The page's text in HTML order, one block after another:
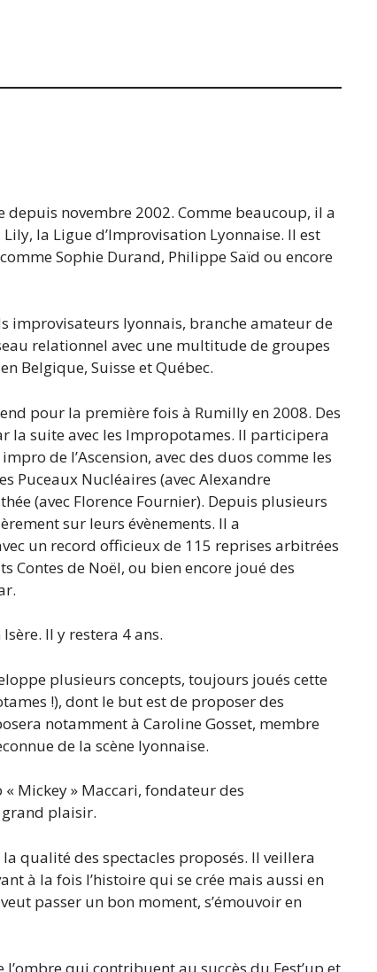
novembre 2002. Comme beaucoup, il a
la Ligue d’Improvisation Lyonnaise. Il est
Sophie Durand, Philippe Saïd ou encore
improvisateurs lyonnais, branche amateur de
relationnel avec une multitude de groupes
Belgique, Suisse et Québec.
pour la première fois à Rumilly en 2008. Des
la suite avec les Impropotames. Il participera
de l’Ascension, avec des duos comme les
Puceaux Nucléaires (avec Alexandre
(avec Florence Fournier). Depuis plusieurs
sur leurs évènements. Il a
un record officieux de 115 reprises arbitrées
Contes de Noël, ou bien encore joué des
Il y restera 4 ans.
plusieurs concepts, toujours joués cette
!), dont le but est de proposer des
notamment à Caroline Gosset, membre
de la scène lyonnaise.
Mickey » Maccari, fondateur des
grand plaisir.
qualité des spectacles proposés. Il veillera
à la fois l’histoire qui se crée mais aussi en
passer un bon moment, s’émouvoir en